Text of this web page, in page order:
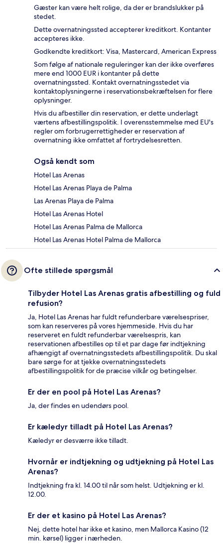
Gæster kan være helt rolige, da der er brandslukker på
stedet.
Dette overnatningssted accepterer kreditkort. Kontanter
accepteres ikke.
Godkendte kreditkort: Visa, Mastercard, American Express
Som følge af nationale reguleringer kan der ikke overføres
mere end 1000 EUR i kontanter på dette
overnatningssted. Kontakt overnatningsstedet via
kontaktoplysningerne i reservationsbekræftelsen for flere
oplysninger.
Hvis du afbestiller din reservation, er dette underlagt
værtens afbestillingspolitik. I overensstemmelse med EU's
regler om forbrugerrettigheder er reservation af
overnatning ikke omfattet af fortrydelsesretten.
Også kendt som
Hotel Las Arenas
Hotel Las Arenas Playa de Palma
Las Arenas Playa de Palma
Hotel Las Arenas Hotel
Hotel Las Arenas Palma de Mallorca
Hotel Las Arenas Hotel Palma de Mallorca
Ofte stillede spørgsmål
Tilbyder Hotel Las Arenas gratis afbestilling og fuld
refusion?
Ja, Hotel Las Arenas har fuldt refunderbare værelsespriser,
som kan reserveres på vores hjemmeside. Hvis du har
reserveret en fuldt refunderbar værelsespris, kan
reservationen afbestilles op til et par dage før indtjekning
afhængigt af overnatningsstedets afbestillingspolitik. Du skal
bare sørge for at tjekke overnatningsstedets
afbestillingspolitik for de præcise vilkår og betingelser.
Er der en pool på Hotel Las Arenas?
Ja, der findes en udendørs pool.
Er kæledyr tilladt på Hotel Las Arenas?
Kæledyr er desværre ikke tilladt.
Hvornår er indtjekning og udtjekning på Hotel Las
Arenas?
Indtjekning fra kl. 14.00 til når som helst. Udtjekning er kl.
12.00.
Er der et kasino på Hotel Las Arenas?
Nej, dette hotel har ikke et kasino, men Mallorca Kasino (12
min. kørsel) ligger i nærheden.